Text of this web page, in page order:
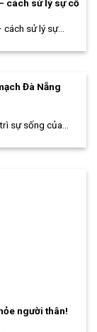
cách sử lý sự cố
cách sử lý sự...
Đà Nẵng
sự sống của...
người thân!